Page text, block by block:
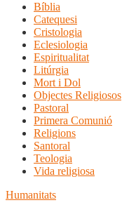
Bíblia
Catequesi
Cristologia
Eclesiologia
Espiritualitat
Litúrgia
Mort i Dol
Objectes Religiosos
Pastoral
Primera Comunió
Religions
Santoral
Teologia
Vida religiosa
Humanitats